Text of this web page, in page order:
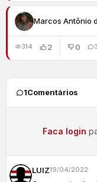
Marcos Antônio
314 2 0 3
1Comentários
Faca login
LUIZ19/04/2022